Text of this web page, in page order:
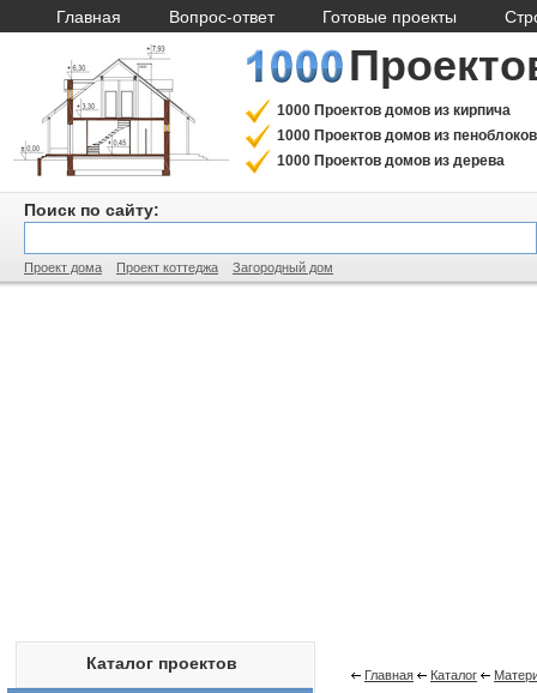
Главная Вопрос-ответ Готовые проекты
1000 Проектов домов из кирпича
1000 Проектов домов из пеноблоков
1000 Проектов домов из дерева
Поиск по сайту:
Проект дома Проект коттеджа Загородный дом
Каталог проектов
Главная Каталог